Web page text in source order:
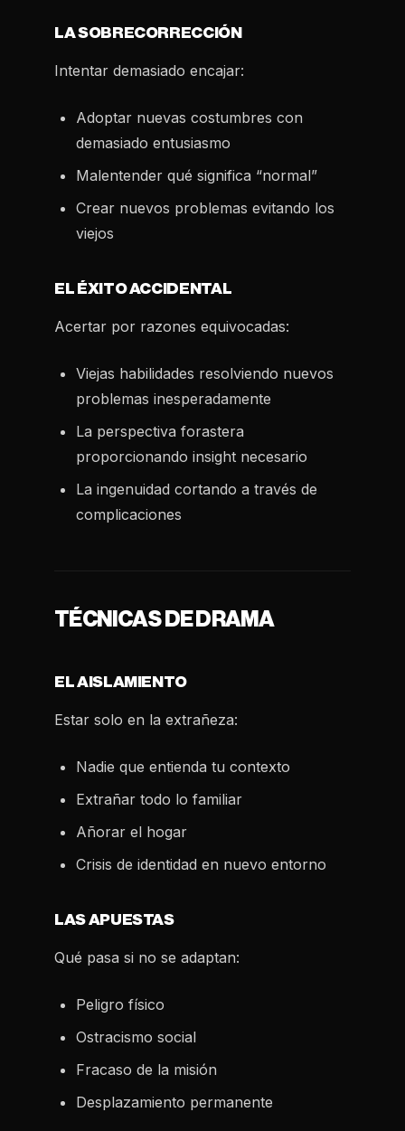
LA SOBRECORRECCIÓN
Intentar demasiado encajar:
Adoptar nuevas costumbres con
demasiado entusiasmo
Malentender qué significa “normal”
Crear nuevos problemas evitando los
viejos
EL ÉXITO ACCIDENTAL
Acertar por razones equivocadas:
Viejas habilidades resolviendo nuevos
problemas inesperadamente
La perspectiva forastera
proporcionando insight necesario
La ingenuidad cortando a través de
complicaciones
TÉCNICAS DE DRAMA
EL AISLAMIENTO
Estar solo en la extrañeza:
Nadie que entienda tu contexto
Extrañar todo lo familiar
Añorar el hogar
Crisis de identidad en nuevo entorno
LAS APUESTAS
Qué pasa si no se adaptan:
Peligro físico
Ostracismo social
Fracaso de la misión
Desplazamiento permanente